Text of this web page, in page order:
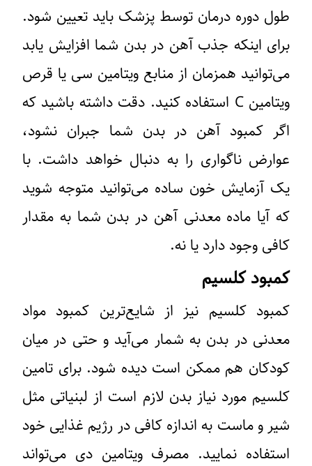
طول دوره درمان توسط پزشک باید تعیین شود.
برای اینکه جذب آهن در بدن شما افزایش یابد
می‌توانید همزمان از منابع ویتامین سی یا قرص
ویتامین C استفاده کنید. دقت داشته باشید که
اگر کمبود آهن در بدن شما جبران نشود،
عوارض ناگواری را به دنبال خواهد داشت. با
یک آزمایش خون ساده می‌توانید متوجه شوید
که آیا ماده معدنی آهن در بدن شما به مقدار
کافی وجود دارد یا نه.
کمبود کلسیم
کمبود کلسیم نیز از شایع‌ترین کمبود مواد
معدنی در بدن به شمار می‌آید و حتی در میان
کودکان هم ممکن است دیده شود. برای تامین
کلسیم مورد نیاز بدن لازم است از لبنیاتی مثل
شیر و ماست به اندازه کافی در رژیم غذایی خود
استفاده نمایید. مصرف ویتامین دی می‌تواند